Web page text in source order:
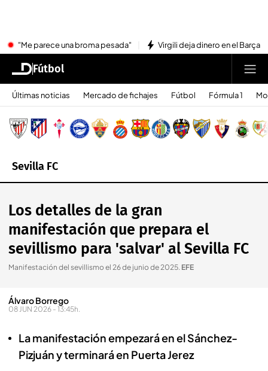
"Me parece una broma pesada" Virgili deja dinero en el Barça
Fútbol
Últimas noticias Mercado de fichajes Fútbol Fórmula 1
Sevilla FC
Los detalles de la gran
manifestación que prepara el
sevillismo para 'salvar' al Sevilla FC
Manifestación del sevillismo el 26 de junio de 2025. EFE
Álvaro Borrego
08 JUN 2026 - 13:45h.
La manifestación empezará en el Sánchez-
Pizjuán y terminará en Puerta Jerez